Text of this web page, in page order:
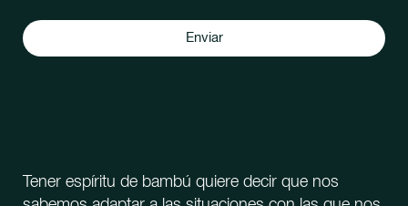
Enviar
Tener espíritu de bambú quiere decir que nos